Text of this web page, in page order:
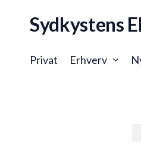
Sydkystens
Privat Erhverv